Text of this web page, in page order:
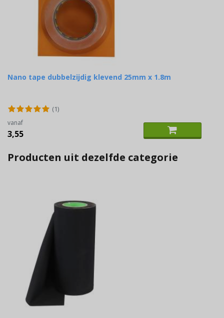
Nano tape dubbelzijdig klevend 25mm x 1.8m
(1)
vanaf
3,55
Producten uit dezelfde categorie